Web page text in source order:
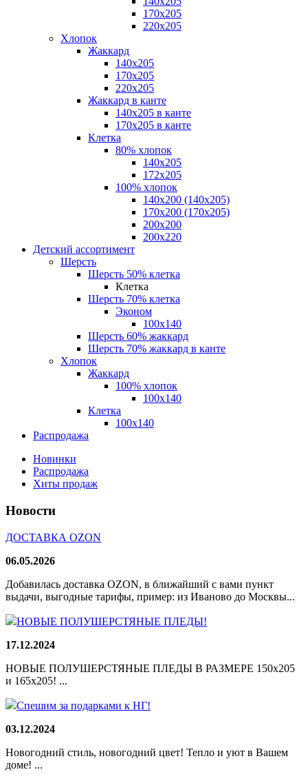
170х205
220х205
Хлопок
Жаккард
140x205
170х205
220х205
Жаккард в канте
140х205 в канте
170х205 в канте
Клетка
80% хлопок
140x205
172х205
100% хлопок
140x200 (140х205)
170x200 (170х205)
200х200
200х220
Детский ассортимент
Шерсть
Шерсть 50% клетка
Клетка
Шерсть 70% клетка
Эконом
100x140
Шерсть 60% жаккард
Шерсть 70% жаккард в канте
Хлопок
Жаккард
100% хлопок
100x140
Клетка
100х140
Распродажа
Новинки
Распродажа
Хиты продаж
Новости
ДОСТАВКА OZON
06.05.2026
Добавилась доставка OZON, в ближайший с вами пункт
выдачи, выгодные тарифы, пример: из Иваново до Москвы...
НОВЫЕ ПОЛУШЕРСТЯНЫЕ ПЛЕДЫ!
17.12.2024
НОВЫЕ ПОЛУШЕРСТЯНЫЕ ПЛЕДЫ В РАЗМЕРЕ 150х205
и 165х205! ...
Спешим за подарками к НГ!
03.12.2024
Новогодний стиль, новогодний цвет! Тепло и уют в Вашем
доме! ...